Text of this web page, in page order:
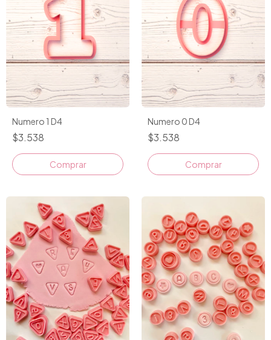
Numero 1 D4
$3.538
Comprar
Numero 0 D4
$3.538
Comprar